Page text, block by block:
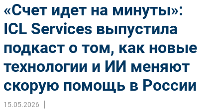
Импорто­замещение
Автоматизация Промышленности
Интернет
Мобильная связь
Фиксированная связь
Интеграция
Рынок ПК
«Счет идет на минуты»:
ICL Services выпустила
подкаст о том, как новые
технологии и ИИ меняют
скорую помощь в России
15.05.2026